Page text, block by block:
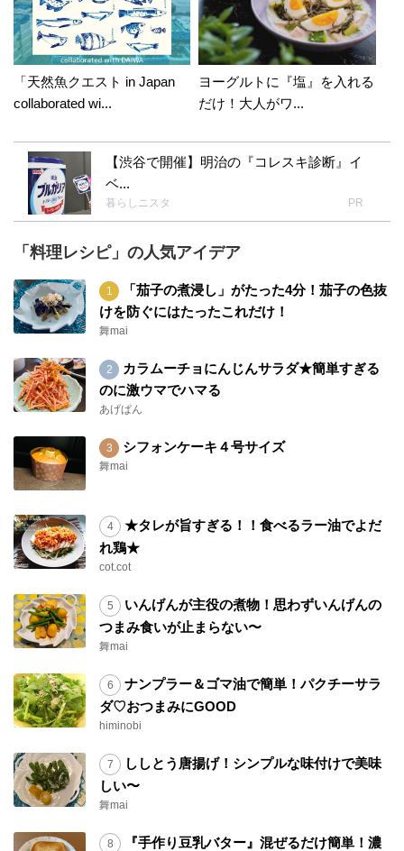
「天然魚クエスト in Japan
collaborated wi...
ヨーグルトに『塩』を入れる
だけ！大人がワ...
【渋谷で開催】明治の『コレスキ診断』イ
ベ...
暮らしニスタ PR
「料理レシピ」の人気アイデア
「茄子の煮浸し」がたった4分！茄子の色抜
けを防ぐにはたったこれだけ！
舞mai
カラムーチョにんじんサラダ★簡単すぎる
のに激ウマでハマる
あげぱん
シフォンケーキ４号サイズ
舞mai
★タレが旨すぎる！！食べるラー油でよだ
れ鶏★
cot.cot
いんげんが主役の煮物！思わずいんげんの
つまみ食いが止まらない〜
舞mai
ナンプラー＆ゴマ油で簡単！パクチーサラ
ダ♡おつまみにGOOD
himinobi
ししとう唐揚げ！シンプルな味付けで美味
しい〜
舞mai
『手作り豆乳バター』混ぜるだけ簡単！濃